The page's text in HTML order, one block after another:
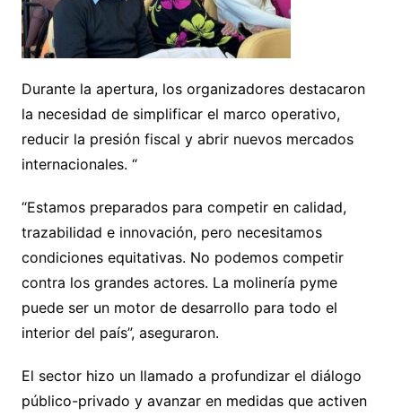
Durante la apertura, los organizadores destacaron
la necesidad de simplificar el marco operativo,
reducir la presión fiscal y abrir nuevos mercados
internacionales. “
“Estamos preparados para competir en calidad,
trazabilidad e innovación, pero necesitamos
condiciones equitativas. No podemos competir
contra los grandes actores. La molinería pyme
puede ser un motor de desarrollo para todo el
interior del país”, aseguraron.
El sector hizo un llamado a profundizar el diálogo
público-privado y avanzar en medidas que activen